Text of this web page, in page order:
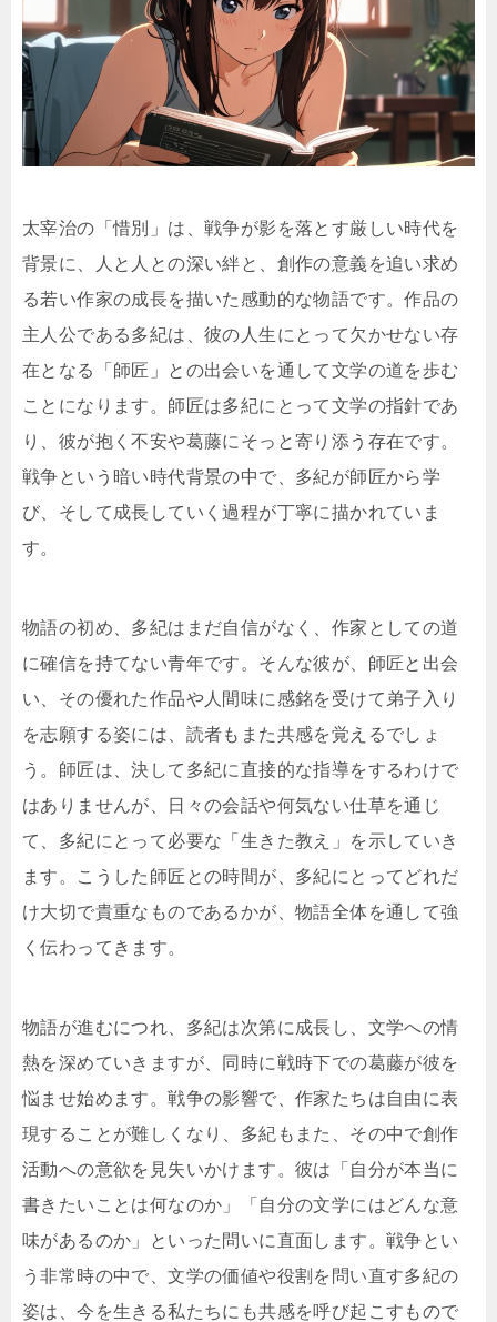
太宰治の「惜別」は、戦争が影を落とす厳しい時代を
背景に、人と人との深い絆と、創作の意義を追い求め
る若い作家の成長を描いた感動的な物語です。作品の
主人公である多紀は、彼の人生にとって欠かせない存
在となる「師匠」との出会いを通して文学の道を歩む
ことになります。師匠は多紀にとって文学の指針であ
り、彼が抱く不安や葛藤にそっと寄り添う存在です。
戦争という暗い時代背景の中で、多紀が師匠から学
び、そして成長していく過程が丁寧に描かれていま
す。
物語の初め、多紀はまだ自信がなく、作家としての道
に確信を持てない青年です。そんな彼が、師匠と出会
い、その優れた作品や人間味に感銘を受けて弟子入り
を志願する姿には、読者もまた共感を覚えるでしょ
う。師匠は、決して多紀に直接的な指導をするわけで
はありませんが、日々の会話や何気ない仕草を通じ
て、多紀にとって必要な「生きた教え」を示していき
ます。こうした師匠との時間が、多紀にとってどれだ
け大切で貴重なものであるかが、物語全体を通して強
く伝わってきます。
物語が進むにつれ、多紀は次第に成長し、文学への情
熱を深めていきますが、同時に戦時下での葛藤が彼を
悩ませ始めます。戦争の影響で、作家たちは自由に表
現することが難しくなり、多紀もまた、その中で創作
活動への意欲を見失いかけます。彼は「自分が本当に
書きたいことは何なのか」「自分の文学にはどんな意
味があるのか」といった問いに直面します。戦争とい
う非常時の中で、文学の価値や役割を問い直す多紀の
姿は、今を生きる私たちにも共感を呼び起こすもので